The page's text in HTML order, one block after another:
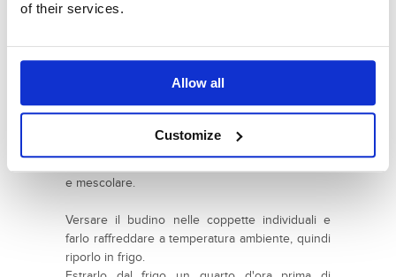
of their services.
Allow all
Customize
Mettere in una terrina il tuorlo e la stevia
mescolare con la frusta per amalgamare bene.
Rimettere il tutto nella pentola e unirvi la quinoa.
Proseguire la cottura per altri 5 minuti,
e mescolare.
Versare il budino nelle coppette individuali e
farlo raffreddare a temperatura ambiente, quindi
riporlo in frigo.